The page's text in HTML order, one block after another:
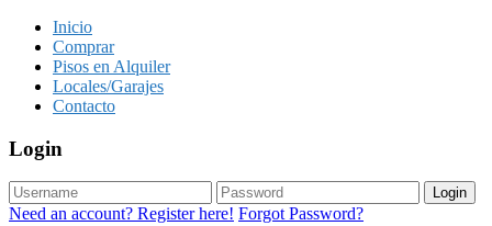
Inicio
Comprar
Pisos en Alquiler
Locales/Garajes
Contacto
Login
Login
Need an account? Register here! Forgot Password?